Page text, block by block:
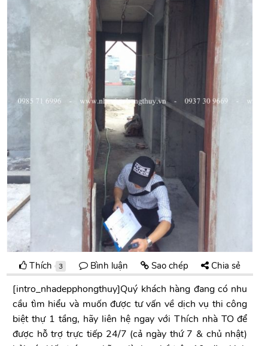
Thích 3 Bình luận Sao chép Chia sẻ
[intro_nhadepphongthuy]Quý khách hàng đang có nhu
cầu tìm hiểu và muốn được tư vấn về dịch vụ thi công
biệt thự 1 tầng, hãy liên hệ ngay với Thích nhà TO để
được hỗ trợ trực tiếp 24/7 (cả ngày thứ 7 & chủ nhật)